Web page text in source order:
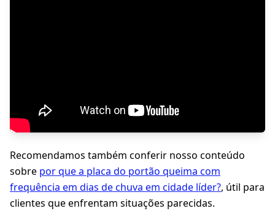
Recomendamos também conferir nosso conteúdo
sobre por que a placa do portão queima com
frequência em dias de chuva em cidade líder?, útil para
clientes que enfrentam situações parecidas.